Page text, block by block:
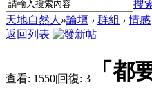
搜
天地自然人 »論壇 › 群組 › 情感
返回列表
查看: 1550|回復: 3 「都